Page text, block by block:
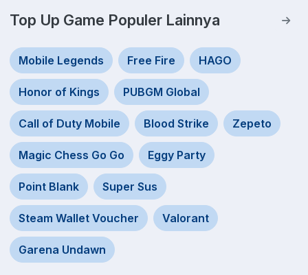
Top Up Game Populer Lainnya
Mobile Legends Free Fire HAGO
Honor of Kings PUBGM Global
Call of Duty Mobile Blood Strike Zepeto
Magic Chess Go Go Eggy Party
Point Blank Super Sus
Steam Wallet Voucher Valorant
Garena Undawn